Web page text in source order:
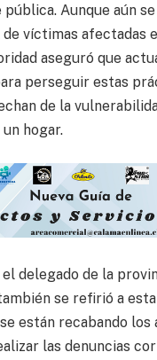
Aunque aún
víctimas afectadas
aseguró que
perseguir estas
de la
hogar.
delegado de la
se refirió a
están recabando los
las denuncias